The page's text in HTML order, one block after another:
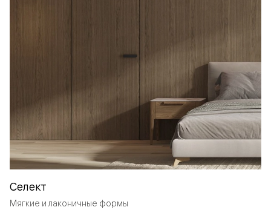
Селект
Мягкие и лаконичные формы